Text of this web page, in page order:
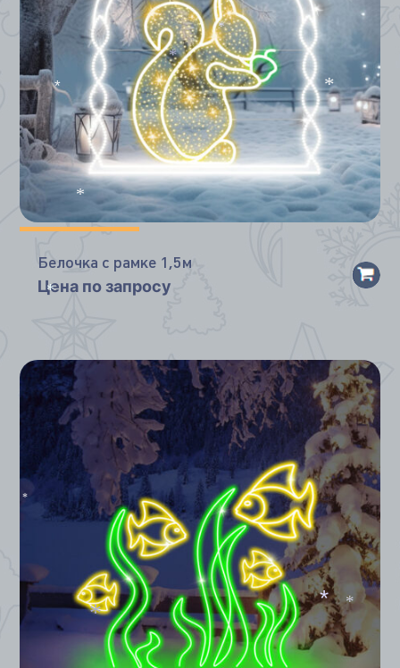
Белочка с рамке 1,5м
Цена по запросу
*
* *
*
*
*
*
*